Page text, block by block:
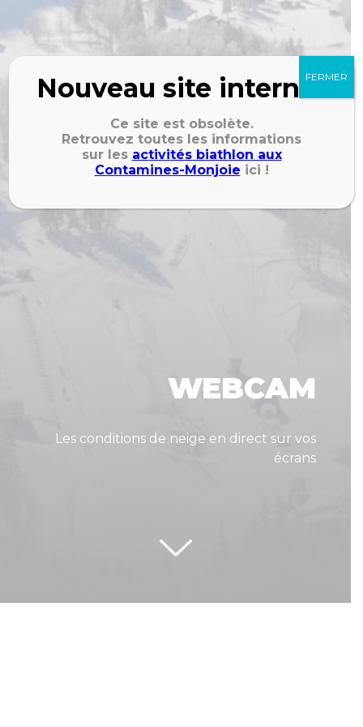
WEBCAM
Les conditions de neige en direct sur vos
écrans
Nouveau site internet
Ce site est obsolète.
Retrouvez toutes les informations
sur les activités biathlon aux
Contamines-Monjoie ici !
FERMER